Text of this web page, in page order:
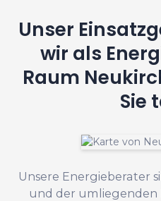
Unser
wir als
Raum
Sie
Unsere Energieberater
und der umliegenden